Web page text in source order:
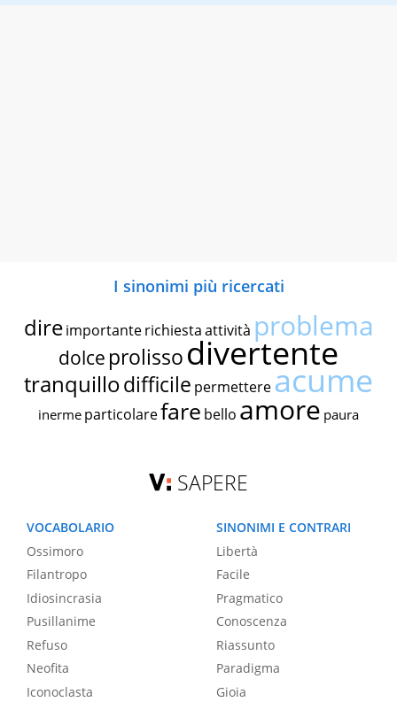
I sinonimi più ricercati
dire importante richiestaattività problema
dolce prolissodivertente
tranquillodifficile permettereacume
inerme particolarefare bello amore paura
SAPERE
VOCABOLARIO
Ossimoro
Filantropo
Idiosincrasia
Pusillanime
Refuso
Neofita
Iconoclasta
SINONIMI E CONTRARI
Libertà
Facile
Pragmatico
Conoscenza
Riassunto
Paradigma
Gioia